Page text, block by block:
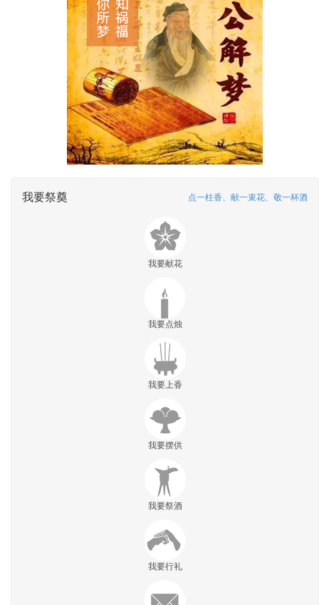
我要祭奠 点一柱香、献一束花、敬一杯酒
我要献花
我要点烛
我要上香
我要摆供
我要祭酒
我要行礼